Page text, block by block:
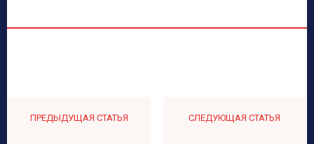
ПРЕДЫДУЩАЯ СТАТЬЯ СЛЕДУЮЩАЯ СТАТЬЯ